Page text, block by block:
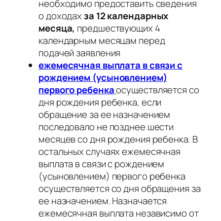
необходимо предоставить сведения
о доходахза 12 календарных
месяца, предшествующих 4
календарным месяцам перед
подачей заявления
ежемесячная выплата в связи с
рождением (усыновлением)
первого ребенкаосуществляется со
дня рождения ребенка, если
обращение за ее назначением
последовало не позднее шести
месяцев со дня рождения ребенка. В
остальных случаях ежемесячная
выплата в связи с рождением
(усыновлением) первого ребенка
осуществляется со дня обращения за
ее назначением. Назначается
ежемесячная выплата независимо от